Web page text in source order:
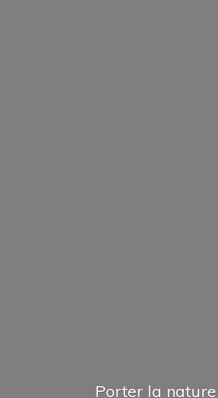
Porter la